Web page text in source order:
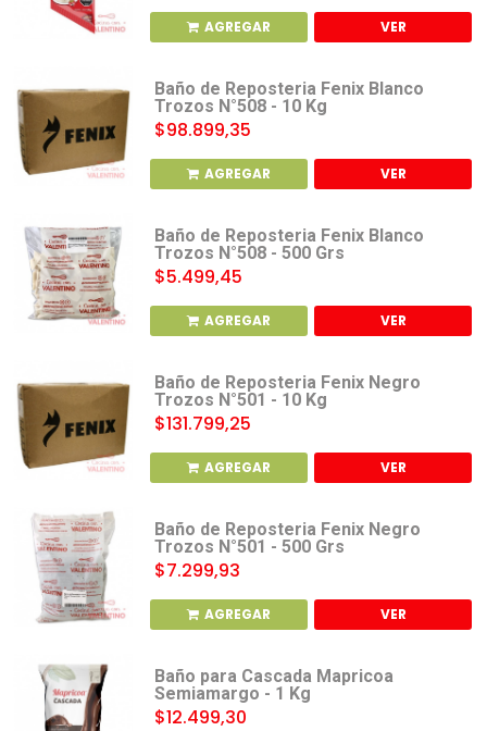
AGREGAR VER
Baño de Reposteria Fenix Blanco
Trozos N°508 - 10 Kg
$98.899,35
AGREGAR VER
Baño de Reposteria Fenix Blanco
Trozos N°508 - 500 Grs
$5.499,45
AGREGAR VER
Baño de Reposteria Fenix Negro
Trozos N°501 - 10 Kg
$131.799,25
AGREGAR VER
Baño de Reposteria Fenix Negro
Trozos N°501 - 500 Grs
$7.299,93
AGREGAR VER
Baño para Cascada Mapricoa
Semiamargo - 1 Kg
$12.499,30